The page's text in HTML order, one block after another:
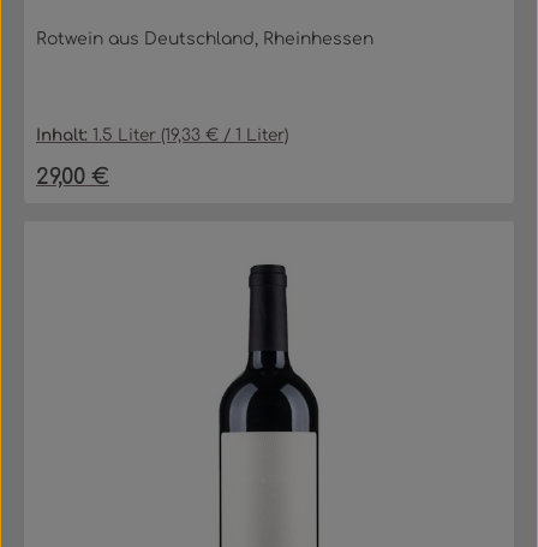
Rotwein aus Deutschland, Rheinhessen
Inhalt:1.5 Liter (19,33 € / 1 Liter)
Regulärer Preis:
29,00 €